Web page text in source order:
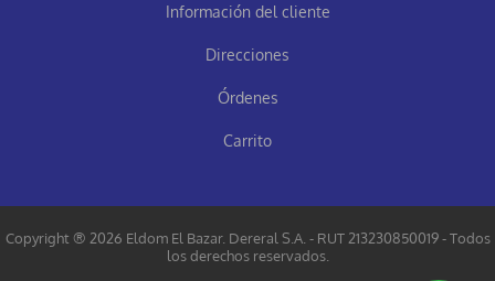
Información del cliente
Direcciones
Órdenes
Carrito
Copyright ® 2026 Eldom El Bazar. Dereral S.A. - RUT 213230850019 - Todos
los derechos reservados.